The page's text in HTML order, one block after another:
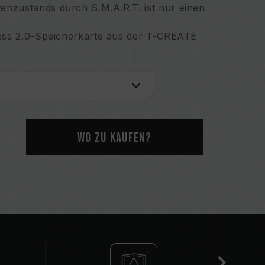
durch S.M.A.R.T. ist nur einen
2.0-Speicherkarte aus der T-CREATE
auf einer einzigen Karte
Prozess bei der Erstellung von
Wo zu kaufen?